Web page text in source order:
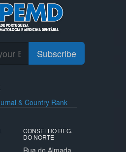
Subscribe
CONSELHO REG.
DO NORTE
Rua do Almada,